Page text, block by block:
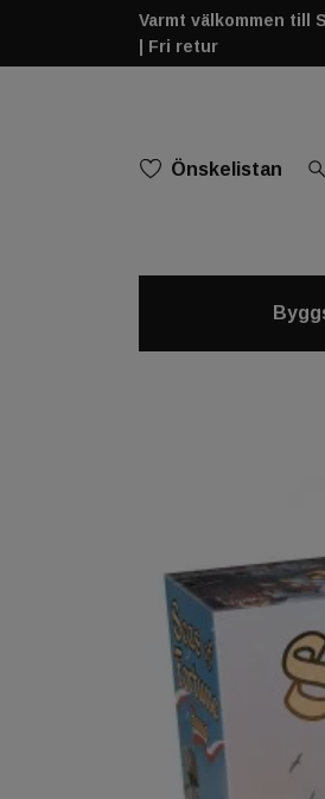
Varmt välkommen till
| Fri retur
Önskelistan